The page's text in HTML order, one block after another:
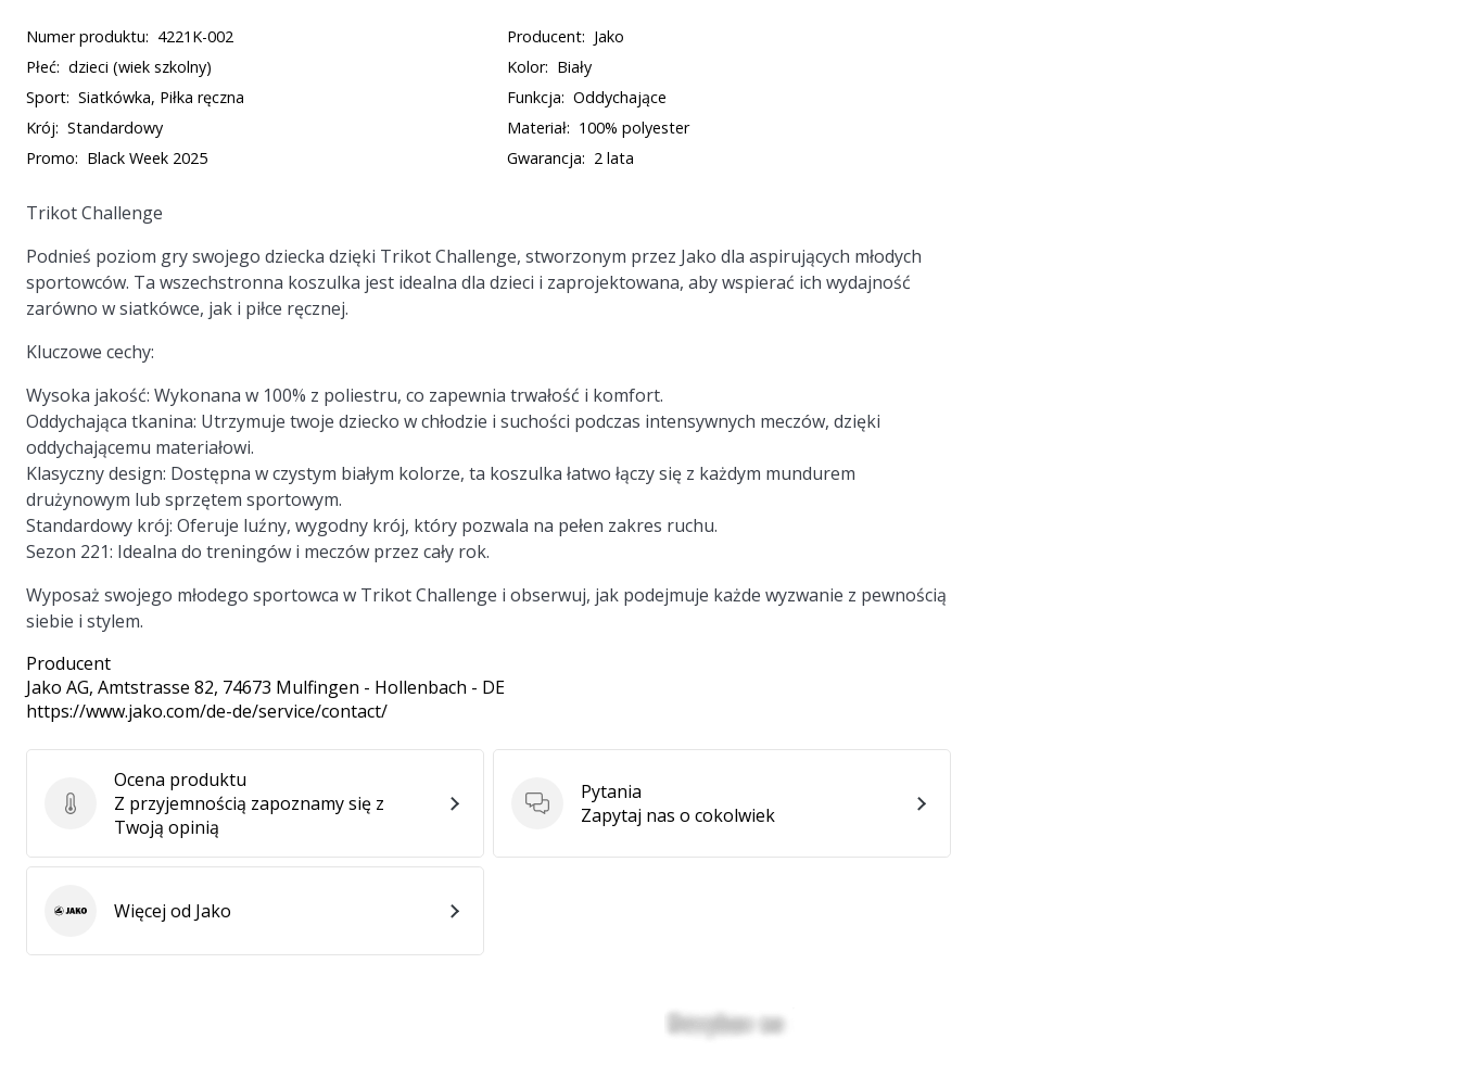
Numer produktu: 4221K-002 Producent: Jako
Płeć: dzieci (wiek szkolny) Kolor: Biały
Sport: Siatkówka, Piłka ręczna Funkcja: Oddychające
Krój: Standardowy Materiał: 100% polyester
Promo: Black Week 2025 Gwarancja: 2 lata
Trikot Challenge
Podnieś poziom gry swojego dziecka dzięki Trikot Challenge, stworzonym przez Jako dla aspirujących młodych
sportowców. Ta wszechstronna koszulka jest idealna dla dzieci i zaprojektowana, aby wspierać ich wydajność
zarówno w siatkówce, jak i piłce ręcznej.
Kluczowe cechy:
Wysoka jakość: Wykonana w 100% z poliestru, co zapewnia trwałość i komfort.
Oddychająca tkanina: Utrzymuje twoje dziecko w chłodzie i suchości podczas intensywnych meczów, dzięki
oddychającemu materiałowi.
Klasyczny design: Dostępna w czystym białym kolorze, ta koszulka łatwo łączy się z każdym mundurem
drużynowym lub sprzętem sportowym.
Standardowy krój: Oferuje luźny, wygodny krój, który pozwala na pełen zakres ruchu.
Sezon 221: Idealna do treningów i meczów przez cały rok.
Wyposaż swojego młodego sportowca w Trikot Challenge i obserwuj, jak podejmuje każde wyzwanie z pewnością
siebie i stylem.
Producent
Jako AG, Amtstrasse 82, 74673 Mulfingen - Hollenbach - DE
https://www.jako.com/de-de/service/contact/
Ocena produktu
Ocena produktu
Z przyjemnością zapoznamy się z
Twoją opinią
Pytania
Pytania
Zapytaj nas o cokolwiek
Jako Więcej od Jako